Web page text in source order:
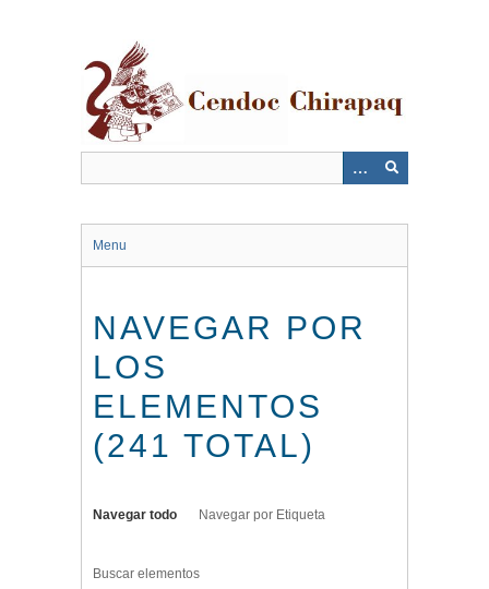
Menu
NAVEGAR POR
LOS
ELEMENTOS
(241 TOTAL)
Navegar todo Navegar por Etiqueta
Buscar elementos